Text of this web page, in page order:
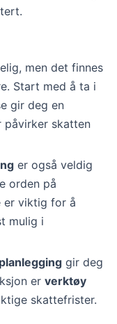
men det finnes
Start med å ta i
gir deg en
påvirker skatten
er også veldig
orden på
er viktig for å
mulig i
gir deg
er verktøy
skattefrister.